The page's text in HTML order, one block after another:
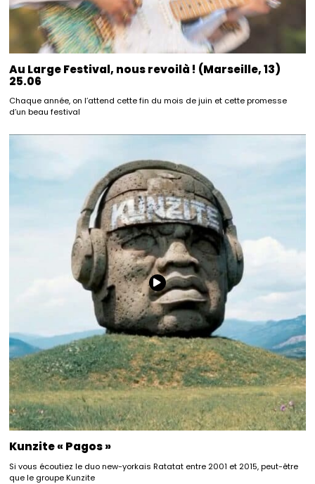
Au Large Festival, nous revoilà ! (Marseille, 13)
25.06
Chaque année, on l’attend cette fin du mois de juin et cette promesse
d’un beau festival
Kunzite « Pagos »
Si vous écoutiez le duo new-yorkais Ratatat entre 2001 et 2015, peut-être
que le groupe Kunzite